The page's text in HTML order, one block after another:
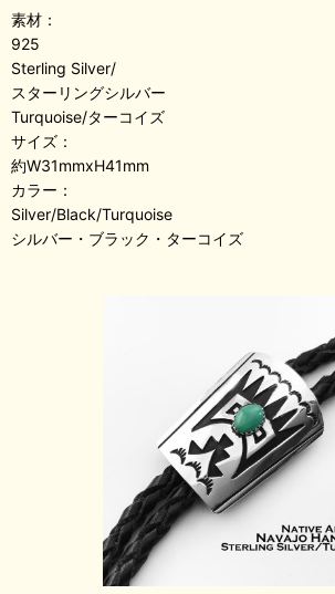
素材：
925
Sterling Silver/
スターリングシルバー
Turquoise/ターコイズ
サイズ：
約W31mmxH41mm
カラー：
Silver/Black/Turquoise
シルバー・ブラック・ターコイズ